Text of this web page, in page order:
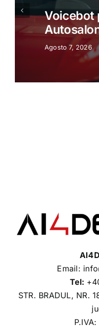
per
Email:
STR. BRADUL, NR.